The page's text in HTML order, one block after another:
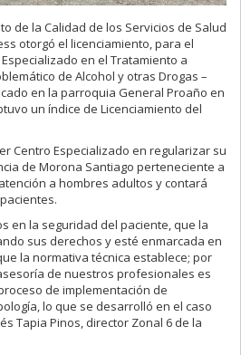
de la Calidad de los Servicios de Salud
otorgó el licenciamiento, para el
en el Tratamiento a
de Alcohol y otras Drogas –
en la parroquia General Proaño en
un índice de Licenciamiento del
Centro Especializado en regularizar su
de Morona Santiago perteneciente a
a hombres adultos y contará
en la seguridad del paciente, que la
sus derechos y esté enmarcada en
la normativa técnica establece; por
de nuestros profesionales es
de implementación de
lo que se desarrolló en el caso
Tapia Pinos, director Zonal 6 de la